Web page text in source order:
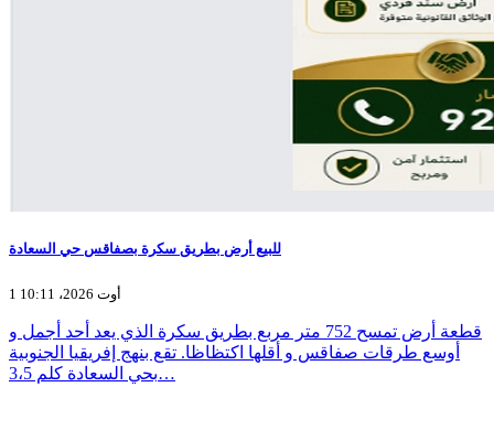
للبيع أرض بطريق سكرة بصفاقس حي السعادة
1 أوت 2026، 10:11
قطعة أرض تمسح 752 متر مربع بطريق سكرة الذي يعد أحد أجمل و
أوسع طرقات صفاقس و أقلها اكتظاظا. تقع بنهج إفريقيا الجنوبية
بحي السعادة كلم 3،5…